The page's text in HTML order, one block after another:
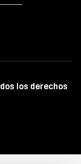
los derechos